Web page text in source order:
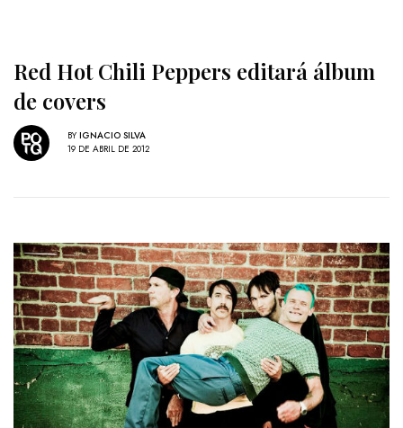
Red Hot Chili Peppers editará álbum
de covers
BY IGNACIO SILVA
19 DE ABRIL DE 2012